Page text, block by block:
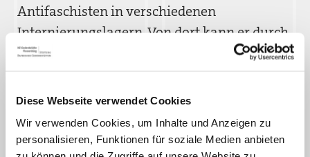
Diese Webseite verwendet Cookies
Wir verwenden Cookies, um Inhalte und Anzeigen zu
personalisieren, Funktionen für soziale Medien anbieten
Antifaschisten in verschiedenen
Internierungslagern. Von dort kann er durch
Briefe den Kontakt zu seiner Familie
Nach der Besetzung Norditaliens
deportieren die Deutschen die politischen